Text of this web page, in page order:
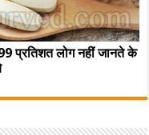
लोग नहीं जानते के